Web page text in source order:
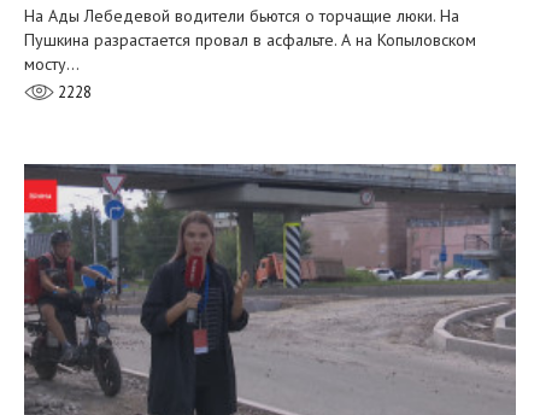
На Ады Лебедевой водители бьются о торчащие люки. На
Пушкина разрастается провал в асфальте. А на Копыловском
мосту…
2228